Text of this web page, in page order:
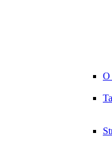
O